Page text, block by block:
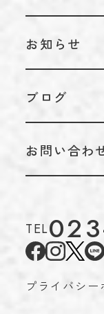
お知らせ
ブログ
お問い合わ
TEL
プライバシー